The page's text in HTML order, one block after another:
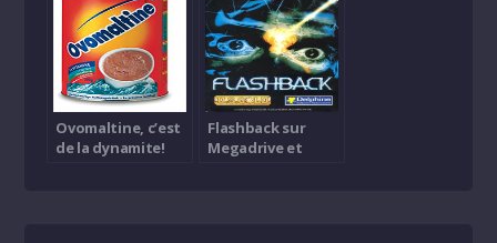
Ovomaltine, c’est
de la dynamite!
Flashback sur
Megadrive et